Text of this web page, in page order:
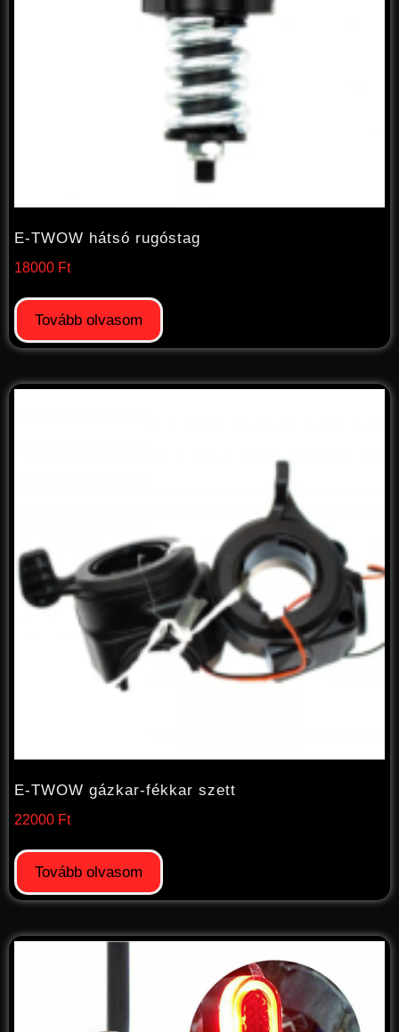
E-TWOW hátsó rugóstag
18000 Ft
Tovább olvasom
E-TWOW gázkar-fékkar szett
22000 Ft
Tovább olvasom